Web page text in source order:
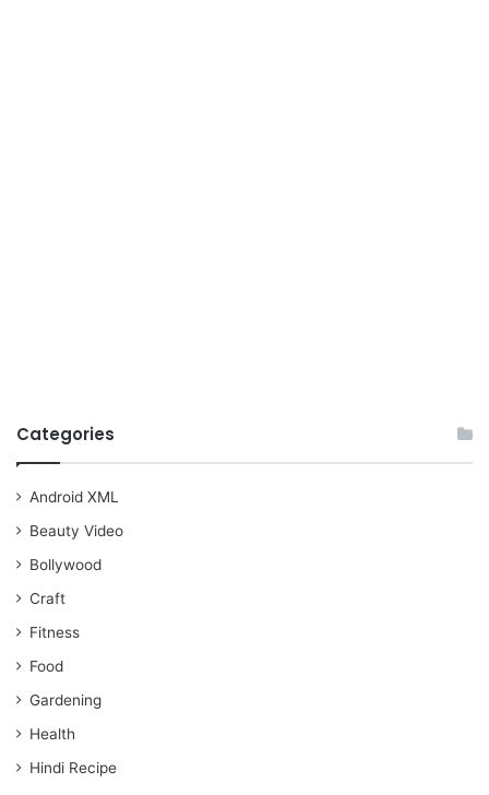
Categories
Android XML
Beauty Video
Bollywood
Craft
Fitness
Food
Gardening
Health
Hindi Recipe